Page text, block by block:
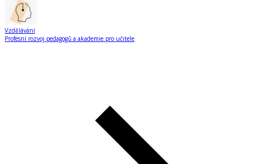
Vzdělávání
Profesní rozvoj pedagogů a akademie pro učitele